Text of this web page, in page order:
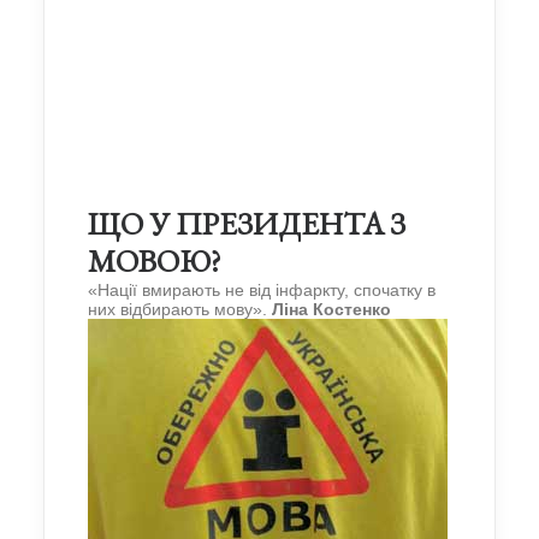
ЩО У ПРЕЗИДЕНТА З
МОВОЮ?
«Нації вмирають не від інфаркту, спочатку в
них відбирають мову». Ліна Костенко